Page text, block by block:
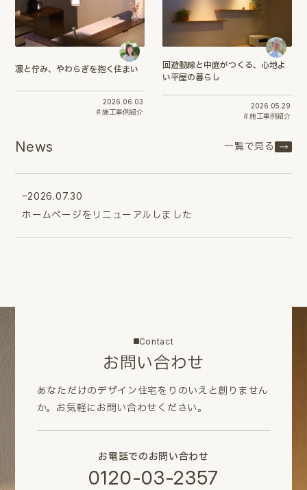
凛と佇み、やわらぎを抱く住まい
2026.06.03
施工事例紹介
回遊動線と中庭がつくる、心地よ
い平屋の暮らし
2026.05.29
施工事例紹介
News 一覧で見る
2026.07.30
ホームページをリニューアルしました
Contact
お問い合わせ
あなただけのデザイン住宅をりのいえと創りません
か。 お気軽にお問い合わせください。
お電話でのお問い合わせ
0120-03-2357